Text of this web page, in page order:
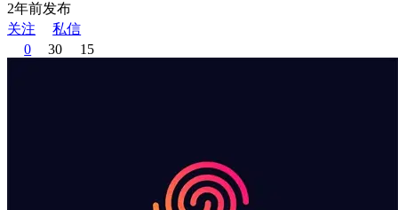
2年前发布
关注
私信
0
30 15